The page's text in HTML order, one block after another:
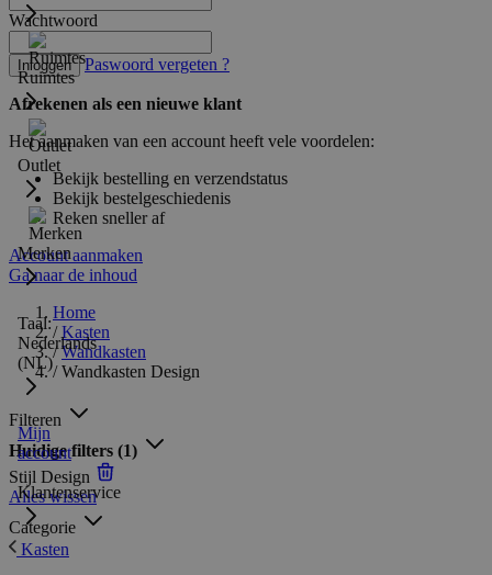
Ruimtes
Outlet
Merken
Taal:
Nederlands
(NL)
Mijn
account
Klantenservice
Wachtwoord
Inloggen Paswoord vergeten ?
Afrekenen als een nieuwe klant
Het aanmaken van een account heeft vele voordelen:
Bekijk bestelling en verzendstatus
Bekijk bestelgeschiedenis
Reken sneller af
Account aanmaken
Ga naar de inhoud
Home
/ Kasten
/ Wandkasten
/ Wandkasten Design
Filteren
Huidige filters (1)
Stijl Design
Alles wissen
Categorie
Kasten